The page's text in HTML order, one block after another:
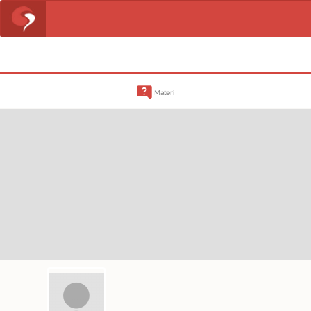
Materi